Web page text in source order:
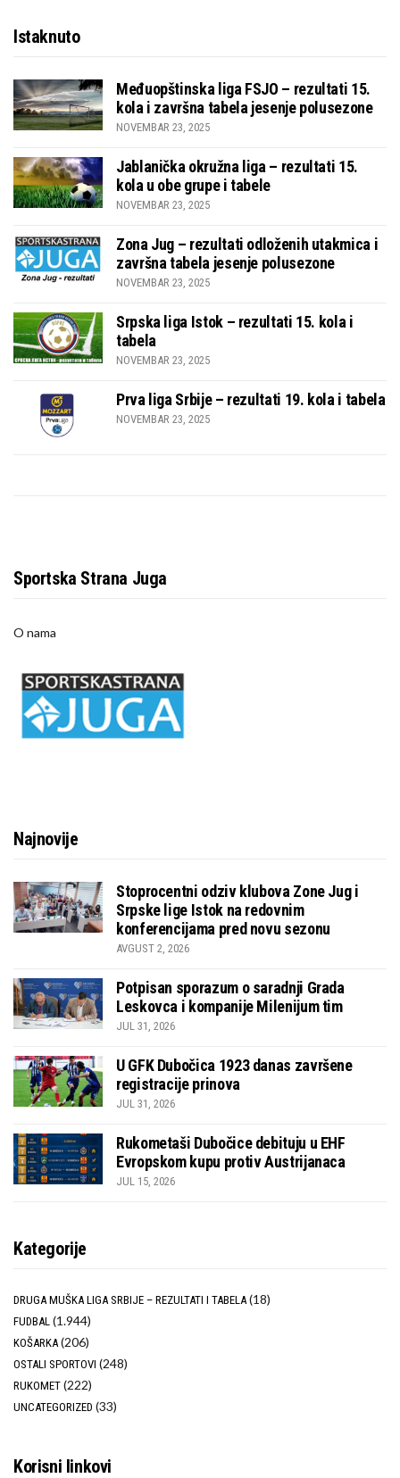
Istaknuto
Međuopštinska liga FSJO – rezultati 15.
kola i završna tabela jesenje polusezone
NOVEMBAR 23, 2025
Jablanička okružna liga – rezultati 15.
kola u obe grupe i tabele
NOVEMBAR 23, 2025
Zona Jug – rezultati odloženih utakmica i
završna tabela jesenje polusezone
NOVEMBAR 23, 2025
Srpska liga Istok – rezultati 15. kola i
tabela
NOVEMBAR 23, 2025
Prva liga Srbije – rezultati 19. kola i tabela
NOVEMBAR 23, 2025
Sportska Strana Juga
O nama
Najnovije
Stoprocentni odziv klubova Zone Jug i
Srpske lige Istok na redovnim
konferencijama pred novu sezonu
AVGUST 2, 2026
Potpisan sporazum o saradnji Grada
Leskovca i kompanije Milenijum tim
JUL 31, 2026
U GFK Dubočica 1923 danas završene
registracije prinova
JUL 31, 2026
Rukometaši Dubočice debituju u EHF
Evropskom kupu protiv Austrijanaca
JUL 15, 2026
Kategorije
DRUGA MUŠKA LIGA SRBIJE – REZULTATI I TABELA (18)
FUDBAL (1.944)
KOŠARKA (206)
OSTALI SPORTOVI (248)
RUKOMET (222)
UNCATEGORIZED (33)
Korisni linkovi